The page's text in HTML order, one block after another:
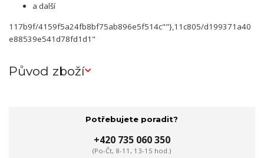
a další
117b9f/4159f5a24fb8bf75ab896e5f514c""},11c805/d199371a40
e88539e541d78fd1d1"
Původ zboží
Potřebujete poradit?
+420 735 060 350
(Po-Čt, 8-11, 13-15 hod.)